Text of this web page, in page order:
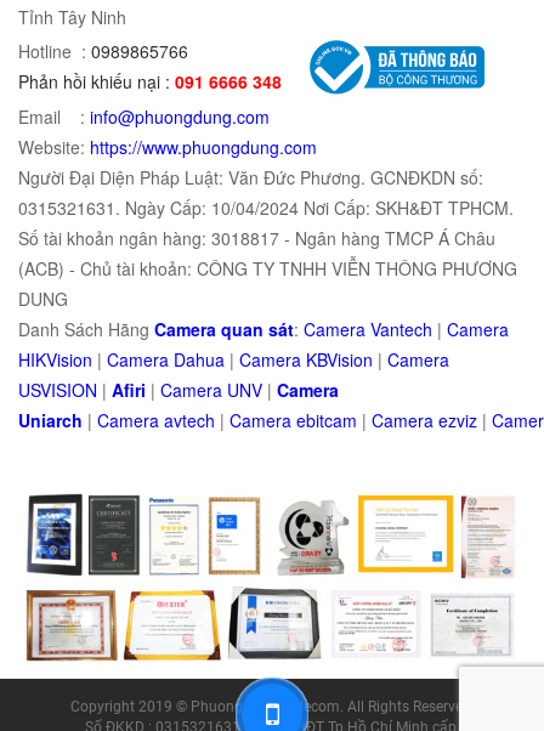
Tỉnh Tây Ninh
Hotline : 0989865766
Phản hồi khiếu nại : 091 6666 348
Email : info@phuongdung.com
Website: https://www.phuongdung.com
Người Đại Diện Pháp Luật: Văn Đức Phương. GCNĐKDN số:
0315321631. Ngày Cấp: 10/04/2024 Nơi Cấp: SKH&ĐT TPHCM.
Số tài khoản ngân hàng: 3018817 - Ngân hàng TMCP Á Châu
(ACB) - Chủ tài khoản: CÔNG TY TNHH VIỄN THÔNG PHƯƠNG
DUNG
Danh Sách Hãng Camera quan sát: Camera Vantech | Camera
HIKVision | Camera Dahua | Camera KBVision | Camera
USVISION | Afiri | Camera UNV | Camera
Uniarch | Camera avtech | Camera ebitcam | Camera ezviz |
Copyright 2019 © Phuong Dung Telecom. All Rights Reserved.
Số ĐKKD : 0315321631 do Sở KHĐT Tp.Hồ Chí Minh cấp.